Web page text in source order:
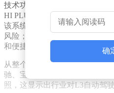
技术功不可没。阿维塔与华为
HI PLUS模式，旗下车型搭载
该系统具备强大的功能，如全
风险；车位到车位无断点辅助
和便捷。
从整个行业来看，L3自动驾驶
驰、宝马、智己、深蓝、极狐
照，这显示出行业对L3自动驾
确